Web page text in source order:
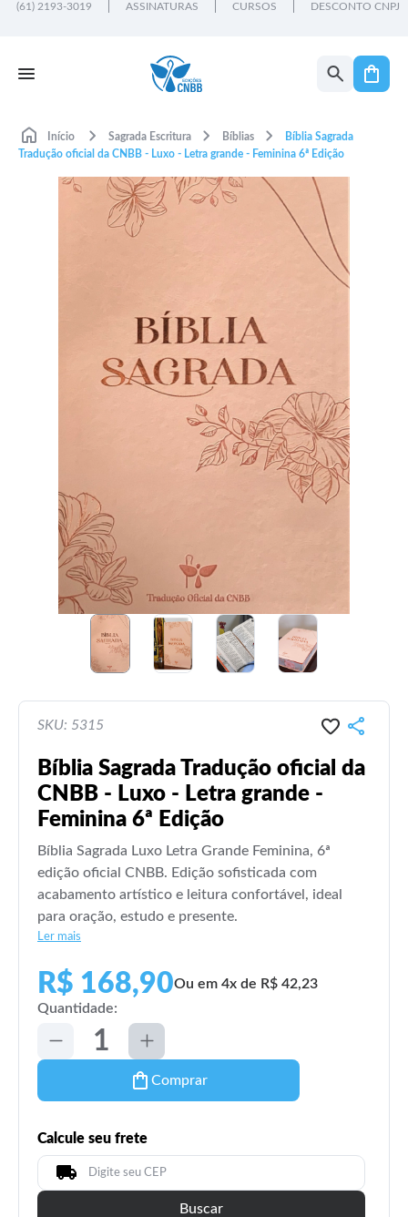
(61) 2193-3019 ASSINATURAS CURSOS DESCONTO CNPJ
Início Sagrada Escritura Bíblias
Bíblia Sagrada
Tradução oficial da CNBB - Luxo - Letra grande - Feminina 6ª Edição
SKU: 5315
Bíblia Sagrada Tradução oficial da
CNBB - Luxo - Letra grande -
Feminina 6ª Edição
Bíblia Sagrada Luxo Letra Grande Feminina, 6ª
edição oficial CNBB. Edição sofisticada com
acabamento artístico e leitura confortável, ideal
para oração, estudo e presente.
Ler mais
R$ 168,90Ou em 4x de R$ 42,23
Quantidade:
Comprar
Calcule seu frete
Buscar